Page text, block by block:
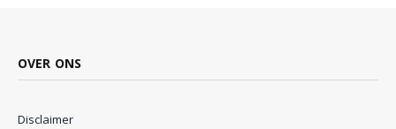
OVER ONS
Disclaimer